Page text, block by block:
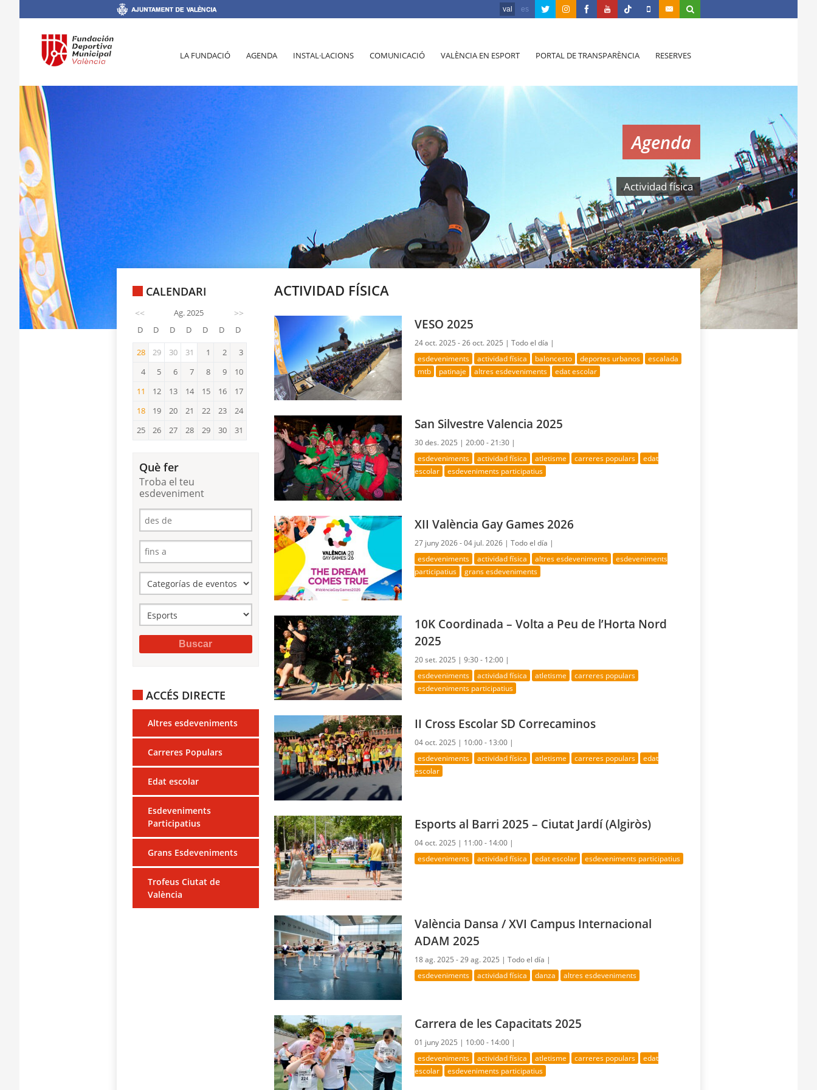
val es
LA FUNDACIÓ AGENDA INSTAL·LACIONS COMUNICACIÓ VALÈNCIA EN ESPORT PORTAL DE TRANSPARÈNCIA RESERVES
Agenda
Actividad física
CALENDARI
<< Ag. 2025 >>
D D D D D D D
28 29 30 31 1 2
3
4
5 6 7 8 9
10
11
11
12 13 14 15 16
17
18
18
19 20 21 22 23
24
25
26 27 28 29 30 31
Què fer
Troba el teu
esdeveniment
ACCÉS DIRECTE
Altres esdeveniments
Carreres Populars
Edat escolar
Esdeveniments
Participatius
Grans Esdeveniments
Trofeus Ciutat de
València
ACTIVIDAD FÍSICA
VESO 2025
24 oct. 2025 - 26 oct. 2025 |Todo el día |
esdeveniments actividad física baloncesto deportes urbanos
escalada
mtb
patinaje altres esdeveniments edat escolar
San Silvestre Valencia 2025
30 des. 2025 |20:00 - 21:30 |
esdeveniments actividad física atletisme carreres populars
edat
escolar
esdeveniments participatius
XII València Gay Games 2026
27 juny 2026 - 04 jul. 2026 |Todo el día |
esdeveniments actividad física altres esdeveniments
esdeveniments
participatius
grans esdeveniments
10K Coordinada – Volta a Peu de l’Horta Nord
2025
20 set. 2025 |9:30 - 12:00 |
esdeveniments actividad física atletisme
carreres populars
esdeveniments participatius
II Cross Escolar SD Correcaminos
04 oct. 2025 | 10:00 - 13:00 |
esdeveniments actividad física atletisme carreres populars
edat
escolar
Esports al Barri 2025 – Ciutat Jardí (Algiròs)
04 oct. 2025 | 11:00 - 14:00 |
esdeveniments actividad física edat escolar esdeveniments participatius
València Dansa / XVI Campus Internacional
ADAM 2025
18 ag. 2025 - 29 ag. 2025 |Todo el día |
esdeveniments actividad física danza altres esdeveniments
Carrera de les Capacitats 2025
01 juny 2025 | 10:00 - 14:00 |
esdeveniments actividad física atletisme carreres populars
edat
escolar
esdeveniments participatius